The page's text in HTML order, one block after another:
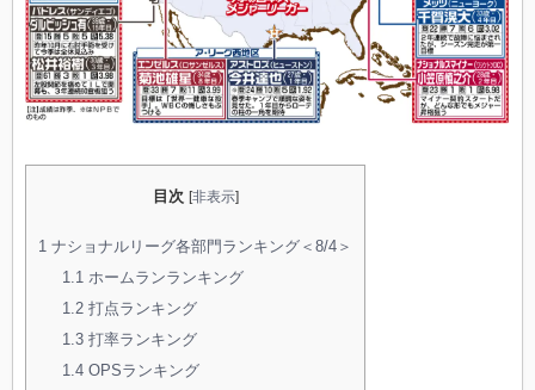
目次 [非表示]
1 ナショナルリーグ各部門ランキング＜8/4＞
1.1 ホームランランキング
1.2打点ランキング
1.3打率ランキング
1.4OPSランキング